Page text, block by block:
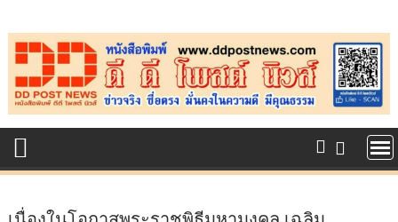
to
content